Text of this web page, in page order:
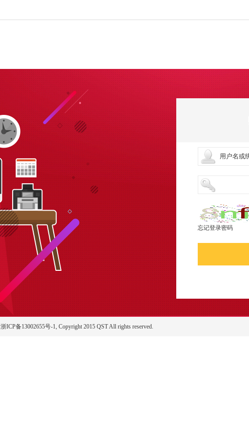
忘记登录密码
浙ICP备13002655号-1, Copyright 2015 QST All rights reserved.